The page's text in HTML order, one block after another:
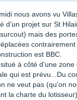
nous avons vu
d'un projet sur St
mais des
est BBC.
à côté d'une
qui est prévu...Du
ne veut pas (qu'on
la charte du